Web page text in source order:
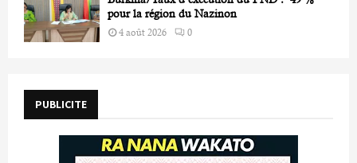
pour la région du Nazinon
4 août 2026 0
PUBLICITE